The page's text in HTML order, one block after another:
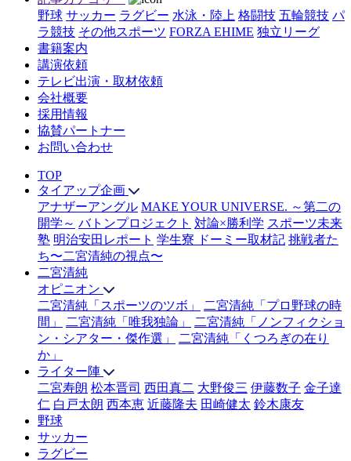
野球 サッカー ラグビー 水泳・陸上 格闘技 五輪競技 パ
ラ競技 その他スポーツ FORZA EHIME 独立リーグ
書籍案内
講演依頼
テレビ出演・取材依頼
会社概要
採用情報
協賛パートナー
お問い合わせ
TOP
タイアップ企画
アナザーアングル MAKE YOUR UNIVERSE. ～第二の
開学～ バトンプロジェクト 対論×勝利学 スポーツ未来
塾 明治安田レポート 学生寮 ドーミー取材記 挑戦者た
ち〜二宮清純の視点〜
二宮清純
オピニオン
二宮清純「スポーツのツボ」
二宮清純「プロ野球の時
間」
二宮清純「唯我独論」
二宮清純「ノンフィクショ
ン・シアター・傑作選」
二宮清純「くつろぎの在り
か」
ライター陣
二宮寿朗 松本晋司 西田真二 大野俊三 伊藤数子 金子達
仁 白戸太朗 西本恵 近藤隆夫 田崎健太 鈴木康友
野球
サッカー
ラグビー